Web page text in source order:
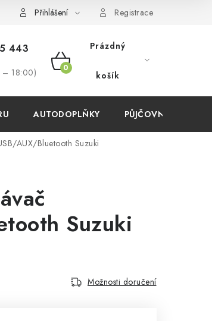
Přihlášení Registrace
443
– 18:00)
NÁKUPNÍ
Prázdný
košík
AUTODOPLŇKY PŮJČOVNA
AUX/Bluetooth Suzuki
Suzuki
Možnosti doručení